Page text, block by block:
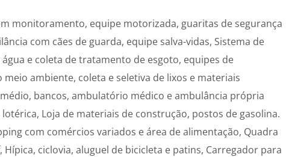
monitoramento, equipe motorizada, guaritas de segurança
com cães de guarda, equipe salva-vidas, Sistema de
e coleta de tratamento de esgoto, equipes de
ambiente, coleta e seletiva de lixos e materiais
bancos, ambulatório médico e ambulância própria
Loja de materiais de construção, postos de gasolina.
com comércios variados e área de alimentação, Quadra
ciclovia, aluguel de bicicleta e patins, Carregador para